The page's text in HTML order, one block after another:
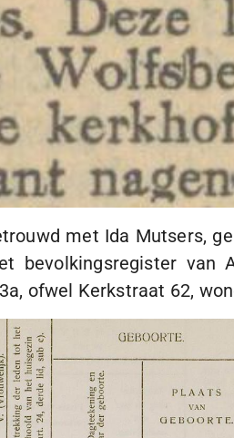
met Ida Mutsers,
bevolkingsregister van
ofwel Kerkstraat 62,